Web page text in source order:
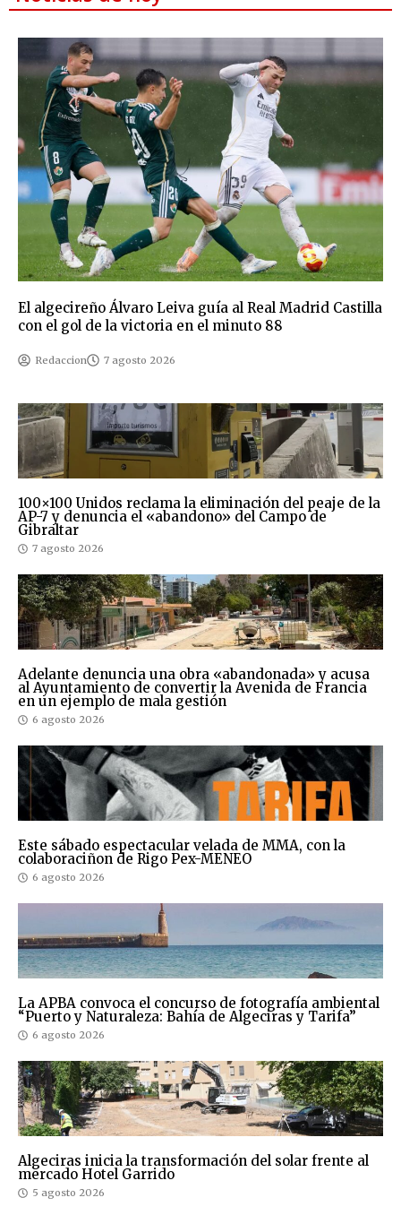
El algecireño Álvaro Leiva guía al Real Madrid Castilla
con el gol de la victoria en el minuto 88
Redaccion 7 agosto 2026
100×100 Unidos reclama la eliminación del peaje de la
AP-7 y denuncia el «abandono» del Campo de
Gibraltar
7 agosto 2026
Adelante denuncia una obra «abandonada» y acusa
al Ayuntamiento de convertir la Avenida de Francia
en un ejemplo de mala gestión
6 agosto 2026
Este sábado espectacular velada de MMA, con la
colaboraciñon de Rigo Pex-MENEO
6 agosto 2026
La APBA convoca el concurso de fotografía ambiental
“Puerto y Naturaleza: Bahía de Algeciras y Tarifa”
6 agosto 2026
Algeciras inicia la transformación del solar frente al
mercado Hotel Garrido
5 agosto 2026